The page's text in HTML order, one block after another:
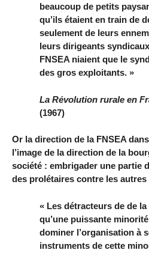
beaucoup de petits
qu’ils étaient en train de
seulement de leurs
leurs dirigeants
FNSEA niaient que le
des gros exploitants. »
La Révolution rurale en
(1967)
Or la direction de la FNSEA
l’image de la direction de la
société : embrigader une partie
des prolétaires contre les autres
« Les détracteurs de de
qu’une puissante
dominer l’organisation à
instruments de cette